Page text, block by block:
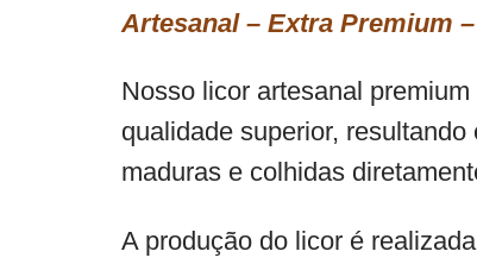
Artesanal – Extra Premium
Nosso licor artesanal
qualidade superior,
maduras e colhidas
A produção do licor é